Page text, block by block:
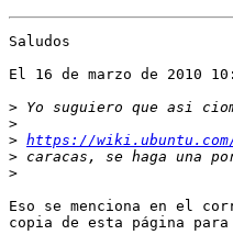
Saludos
El 16 de marzo de 2010
>
>
> https://wiki.ubuntu.com/
>
>
Eso se menciona en el
copia de esta página